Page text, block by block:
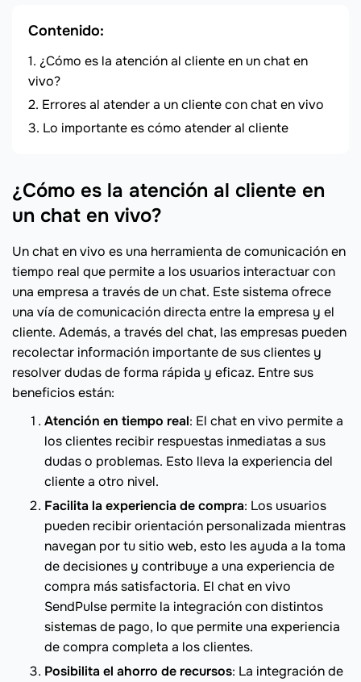
Contenido:
¿Cómo es la atención al cliente en un chat en
vivo?
Errores al atender a un cliente con chat en vivo
Lo importante es cómo atender al cliente
¿Cómo es la atención al cliente en
un chat en vivo?
Un chat en vivo es una herramienta de comunicación en
tiempo real que permite a los usuarios interactuar con
una empresa a través de un chat. Este sistema ofrece
una vía de comunicación directa entre la empresa y el
cliente. Además, a través del chat, las empresas pueden
recolectar información importante de sus clientes y
resolver dudas de forma rápida y eficaz. Entre sus
beneficios están:
Atención en tiempo real: El chat en vivo permite a
los clientes recibir respuestas inmediatas a sus
dudas o problemas. Esto lleva la experiencia del
cliente a otro nivel.
Facilita la experiencia de compra: Los usuarios
pueden recibir orientación personalizada mientras
navegan por tu sitio web, esto les ayuda a la toma
de decisiones y contribuye a una experiencia de
compra más satisfactoria. El chat en vivo
SendPulse permite la integración con distintos
sistemas de pago, lo que permite una experiencia
de compra completa a los clientes.
Posibilita el ahorro de recursos: La integración de